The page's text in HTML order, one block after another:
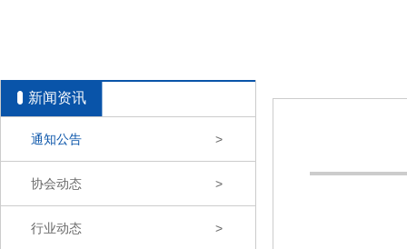
新闻资讯
通知公告 >
协会动态 >
行业动态 >